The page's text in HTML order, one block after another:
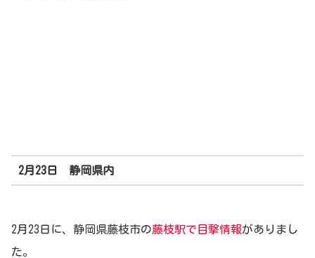
2月23日 静岡県内
2月23日に、静岡県藤枝市の藤枝駅で目撃情報がありまし
た。